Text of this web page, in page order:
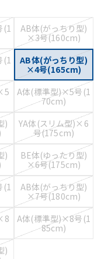
AB体(がっちり型)
×3号(160cm)
AB体(がっちり型)
×4号(165cm)
A体(標準型)×5号(1
70cm)
)
YA体(スリム型)×6
号(175cm)
)
BE体(ゆったり型)
×6号(175cm)
AB体(がっちり型)
×7号(180cm)
A体(標準型)×8号(1
85cm)
)